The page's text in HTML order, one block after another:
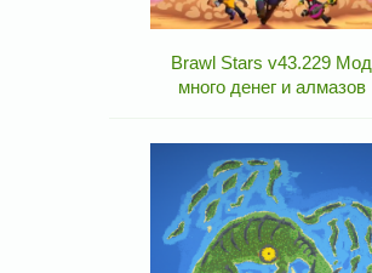
Brawl Stars v43.229 Мод
много денег и алмазов